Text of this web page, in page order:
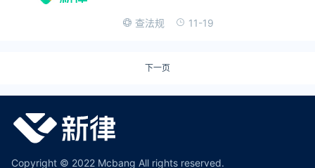
查法规 11-19
下一页
Copyright © 2022 Mcbang All rights reserved.